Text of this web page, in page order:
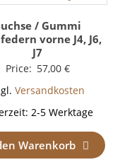
/ Gummi
vorne J4, J6,
J7
Price: 57,00 €
Versandkosten
2-5 Werktage
Warenkorb